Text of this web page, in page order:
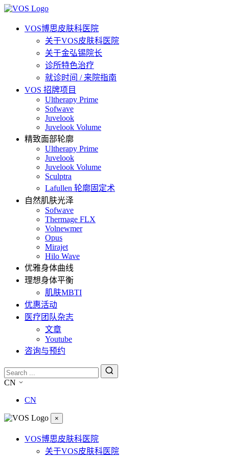
VOS博思皮肤科医院
关于VOS皮肤科医院
关于金弘锡院长
诊所特色治疗
就诊时间 / 来院指南
VOS 招牌项目
Ultherapy Prime
Sofwave
Juvelook
Juvelook Volume
精致面部轮廓
Ultherapy Prime
Juvelook
Juvelook Volume
Sculptra
Lafullen 轮廓固定术
自然肌肤光泽
Sofwave
Thermage FLX
Volnewmer
Opus
Mirajet
Hilo Wave
优雅身体曲线
理想身体平衡
肌肤MBTI
优惠活动
医疗团队杂志
文章
Youtube
咨询与预约
CN
CN
×
VOS博思皮肤科医院
关于VOS皮肤科医院